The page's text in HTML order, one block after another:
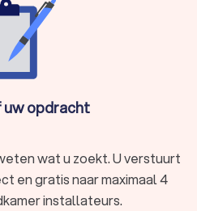
badkamer installateur in
gaat zeer secuur te werk. Zo
badkamer klopt, van de
van sanitair. Bovendien
Hoegaarden
houden van alle
waar u aan toe bent.
badkamer
uw opdracht
wat u zoekt. U verstuurt
en gratis naar maximaal 4
installateurs.